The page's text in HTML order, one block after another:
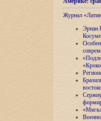
Журнал
Эрнан